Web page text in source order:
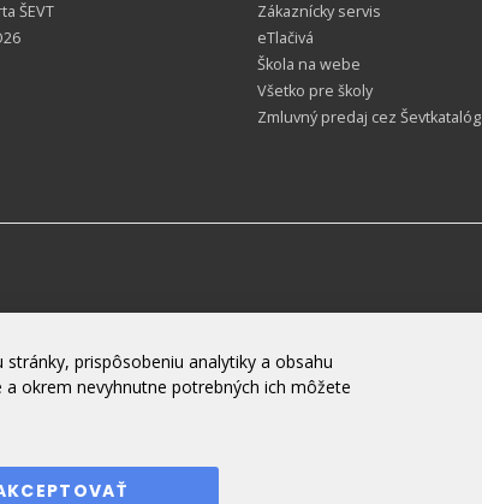
ŠEVT
Zákaznícky servis
eTlačivá
Škola na webe
Všetko pre školy
Zmluvný predaj cez Ševtkatalóg
prispôsobeniu analytiky a obsahu
okrem nevyhnutne potrebných ich môžete